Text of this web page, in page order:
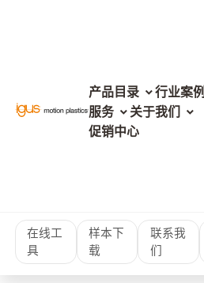
产品目录
行业案例
服务
关于我们
促销中心
在线工
具
样本下
载
联系我
们